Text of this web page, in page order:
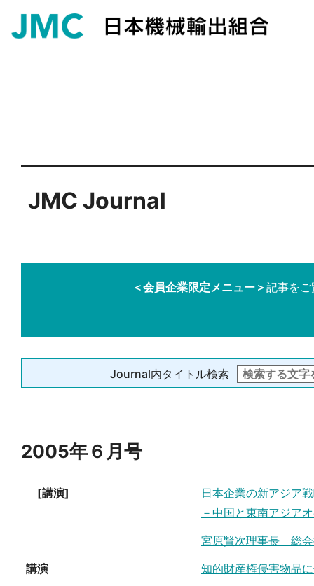
JMC Journal
＜会員企業限定メニュー＞記事を
Journal内タイトル検索
2005年６月号
[講演]
日本企業の新アジア
－中国と東南アジア
宮原賢次理事長 総
講演
知的財産権侵害物品